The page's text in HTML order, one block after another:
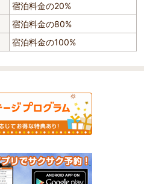
宿泊料金の20%
宿泊料金の80%
宿泊料金の100%